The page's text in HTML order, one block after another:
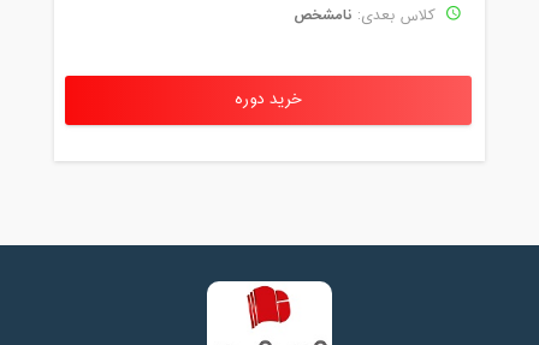
کلاس بعدی: نامشخص
خرید دوره